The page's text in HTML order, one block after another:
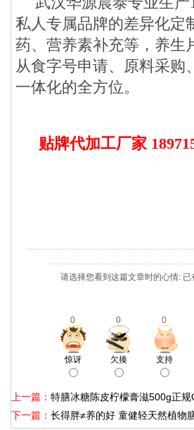
私人专属品牌的差异化定
药、营养素补充等，养生
从食字号申请、原料采购
一体化的全方位。
贴牌代加工厂家
请选择您看到这篇文章时的心情: 已
0 0 0
惊讶 欠揍 支持
上一篇： 特膳冰糖陈皮柠檬膏滋500g正
下一篇： 长得胖≠养的好 童健轻天然植物